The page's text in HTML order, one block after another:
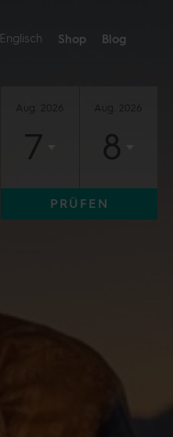
Englisch Shop Blog
Aug. 2026
7
Aug. 2026
8